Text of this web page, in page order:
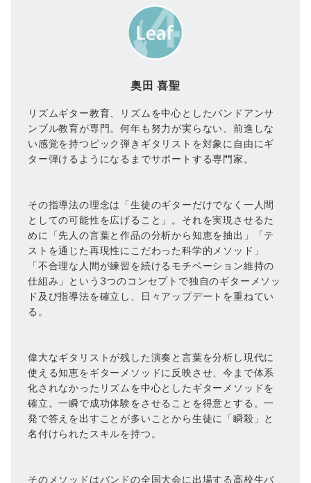
奥田 喜聖
リズムギター教育、リズムを中心としたバンドアンサ
ンブル教育が専門。何年も努力が実らない、前進しな
い感覚を持つピック弾きギタリストを対象に自由にギ
ター弾けるようになるまでサポートする専門家。
その指導法の理念は「生徒のギターだけでなく一人間
としての可能性を広げること」。それを実現させるた
めに「先人の言葉と作品の分析から知恵を抽出」「テ
ストを通じた再現性にこだわった科学的メソッド」
「不合理な人間が練習を続けるモチベーション維持の
仕組み」という3つのコンセプトで独自のギターメソッ
ド及び指導法を確立し、日々アップデートを重ねてい
る。
偉大なギタリストが残した演奏と言葉を分析し現代に
使える知恵をギターメソッドに反映させ、今まで体系
化されなかったリズムを中心としたギターメソッドを
確立。一瞬で成功体験をさせることを得意とする。一
発で答えを出すことが多いことから生徒に「瞬殺」と
名付けられたスキルを持つ。
そのメソッドはバンドの全国大会に出場する高校生バ